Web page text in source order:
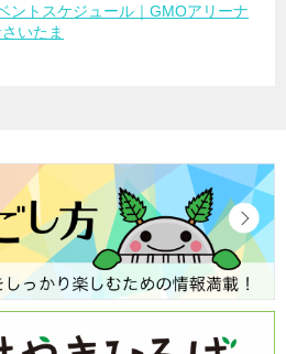
ントスケジュール｜GMOアリーナ
いたま